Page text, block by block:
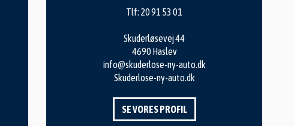
Tlf: 20 91 53 01
Skuderløsevej 44
4690 Haslev
info@skuderlose-ny-auto.dk
Skuderlose-ny-auto.dk
SE VORES PROFIL